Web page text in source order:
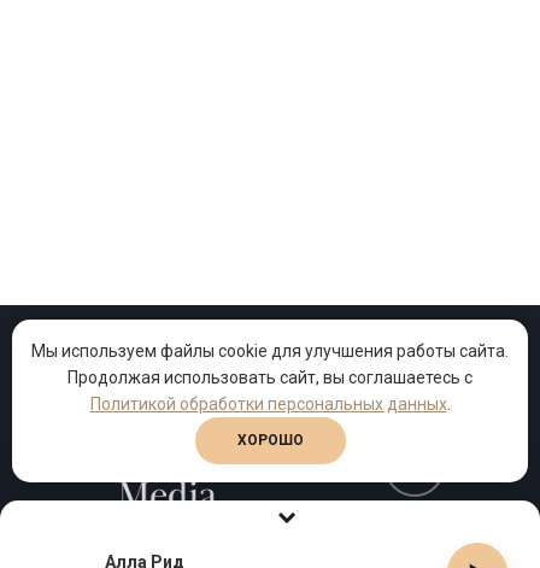
Алла Рид
Проекты Песни Клипы
Телефон:
Мы используем файлы cookie для улучшения работы сайта.
Продолжая использовать сайт, вы соглашаетесь с
Политикой обработки персональных данных.
ХОРОШО